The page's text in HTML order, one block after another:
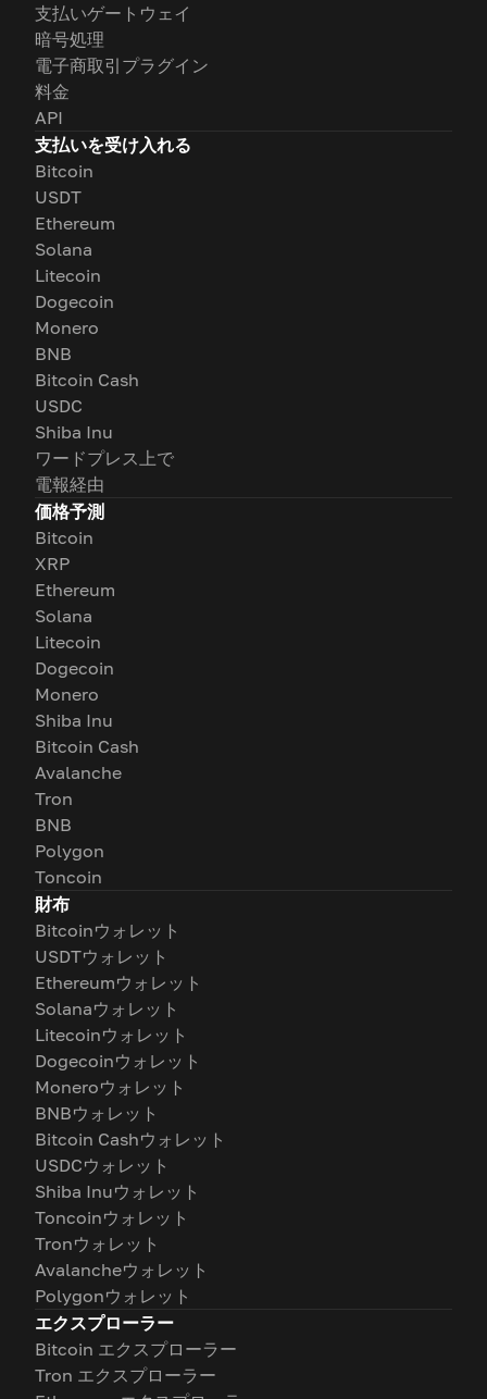
支払いゲートウェイ
暗号処理
電子商取引プラグイン
料金
API
支払いを受け入れる
Bitcoin
USDT
Ethereum
Solana
Litecoin
Dogecoin
Monero
BNB
Bitcoin Cash
USDC
Shiba Inu
ワードプレス上で
電報経由
価格予測
Bitcoin
XRP
Ethereum
Solana
Litecoin
Dogecoin
Monero
Shiba Inu
Bitcoin Cash
Avalanche
Tron
BNB
Polygon
Toncoin
財布
Bitcoinウォレット
USDTウォレット
Ethereumウォレット
Solanaウォレット
Litecoinウォレット
Dogecoinウォレット
Moneroウォレット
BNBウォレット
Bitcoin Cashウォレット
USDCウォレット
Shiba Inuウォレット
Toncoinウォレット
Tronウォレット
Avalancheウォレット
Polygonウォレット
エクスプローラー
Bitcoin エクスプローラー
Tron エクスプローラー